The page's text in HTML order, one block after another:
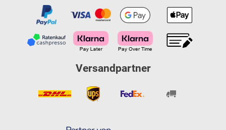
Versandpartner